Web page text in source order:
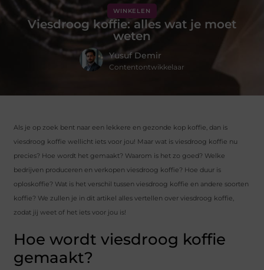
WINKELEN
Viesdroog koffie: alles wat je moet
weten
Yusuf Demir
Contentontwikkelaar
Als je op zoek bent naar een lekkere en gezonde kop koffie, dan is
viesdroog koffie wellicht iets voor jou! Maar wat is viesdroog koffie nu
precies? Hoe wordt het gemaakt? Waarom is het zo goed? Welke
bedrijven produceren en verkopen viesdroog koffie? Hoe duur is
oploskoffie? Wat is het verschil tussen viesdroog koffie en andere soorten
koffie? We zullen je in dit artikel alles vertellen over viesdroog koffie,
zodat jij weet of het iets voor jou is!
Hoe wordt viesdroog koffie
gemaakt?